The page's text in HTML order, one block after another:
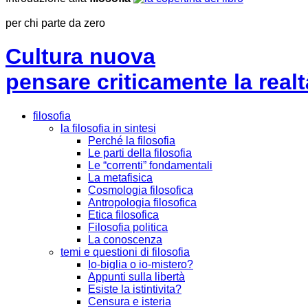
per chi parte da zero
Cultura nuova
pensare criticamente la
filosofia
la filosofia in sintesi
Perché la filosofia
Le parti della filosofia
Le “correnti” fondamentali
La metafisica
Cosmologia filosofica
Antropologia filosofica
Etica filosofica
Filosofia politica
La conoscenza
temi e questioni di filosofia
Io-biglia o io-mistero?
Appunti sulla libertà
Esiste la istintivita?
Censura e isteria